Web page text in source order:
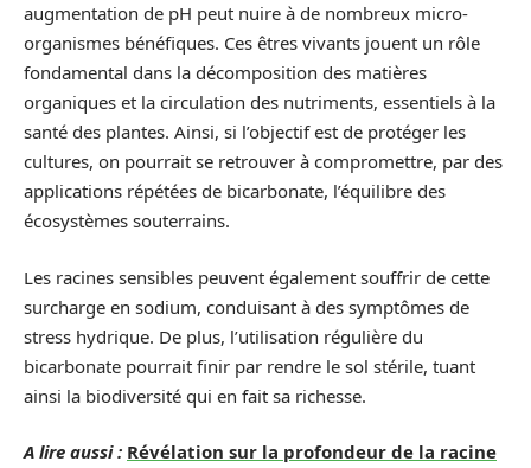
augmentation de pH peut nuire à de nombreux micro-
organismes bénéfiques. Ces êtres vivants jouent un rôle
fondamental dans la décomposition des matières
organiques et la circulation des nutriments, essentiels à la
santé des plantes. Ainsi, si l’objectif est de protéger les
cultures, on pourrait se retrouver à compromettre, par des
applications répétées de bicarbonate, l’équilibre des
écosystèmes souterrains.
Les racines sensibles peuvent également souffrir de cette
surcharge en sodium, conduisant à des symptômes de
stress hydrique. De plus, l’utilisation régulière du
bicarbonate pourrait finir par rendre le sol stérile, tuant
ainsi la biodiversité qui en fait sa richesse.
A lire aussi : Révélation sur la profondeur de la racine